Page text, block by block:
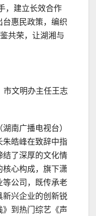
，建立长效合作
惠民政策，编织
共荣，让湖湘与
市文明办主任王志
南广播电视台）
朱皓峰在致辞中指
结了深厚的文化情
核心构成，旗下潇
等公司，既传承老
新兴企业的创新锐
到热门综艺《声